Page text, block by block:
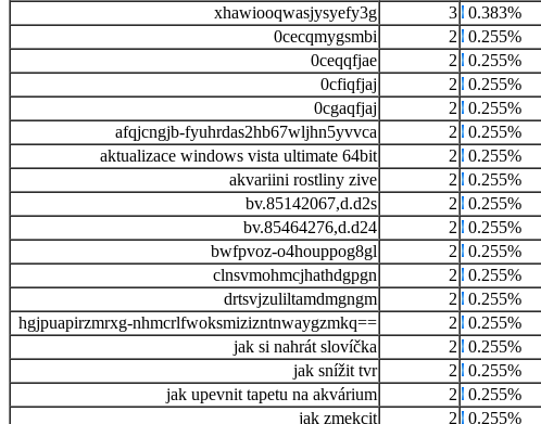
xhawiooqwasjysyefy3g
3 0.383%
0cecqmygsmbi
2 0.255%
0ceqqfjae
2 0.255%
0cfiqfjaj
2 0.255%
0cgaqfjaj
2 0.255%
afqjcngjb-fyuhrdas2hb67wljhn5yvvca
2 0.255%
aktualizace windows vista ultimate 64bit
2 0.255%
akvariini rostliny zive
2 0.255%
bv.85142067,d.d2s
2 0.255%
bv.85464276,d.d24
2 0.255%
bwfpvoz-o4houppog8gl
2 0.255%
clnsvmohmcjhathdgpgn
2 0.255%
drtsvjzuliltamdmgngm
2 0.255%
hgjpuapirzmrxg-nhmcrlfwoksmizizntnwaygzmkq==
2 0.255%
jak si nahrát slovíčka
2 0.255%
jak snížit tvr
2 0.255%
jak upevnit tapetu na akvárium
2 0.255%
jak zmekcit
2 0.255%